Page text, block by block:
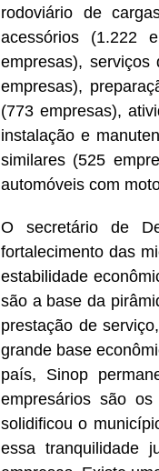
rodoviário de
acessórios (1.222
empresas), serviços
empresas),
(773 empresas),
instalação e
similares (525
automóveis com
O secretário de
fortalecimento das
estabilidade
são a base da
prestação de
grande base
país, Sinop
empresários são
solidificou o
essa tranquilidade